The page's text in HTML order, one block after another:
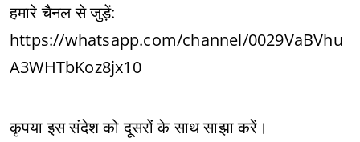
हमारे चैनल से जुड़ें:
https://whatsapp.com/channel/0029VaBVhu
A3WHTbKoz8jx10
कृपया इस संदेश को दूसरों के साथ साझा करें।